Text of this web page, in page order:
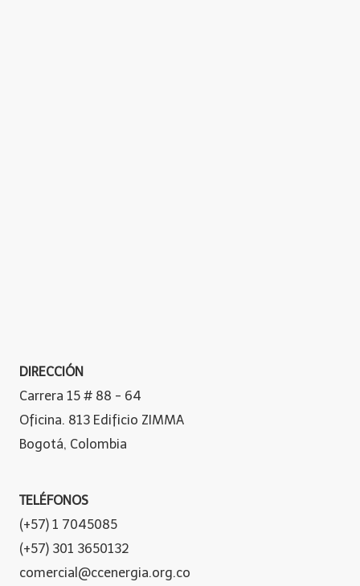
DIRECCIÓN
Carrera 15 # 88 - 64
Oficina. 813 Edificio ZIMMA
Bogotá, Colombia
TELÉFONOS
(+57) 1 7045085
(+57) 301 3650132
comercial@ccenergia.org.co